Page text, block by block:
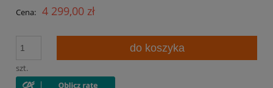
Cena: 4 299,00 zł
szt.
do koszyka